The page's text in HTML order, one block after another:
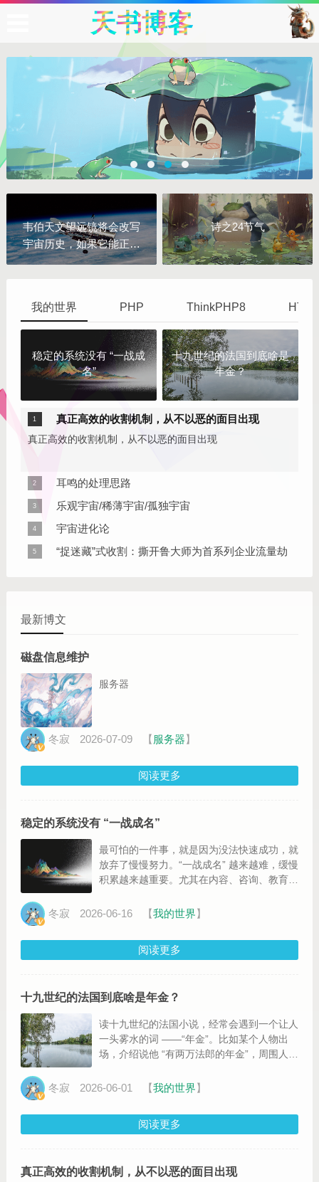
天书博客
韦伯天文望远镜将会改写
宇宙历史，如果它能正常
工作的话(The Webb
If It Works.)
诗之24节气
我的世界 PHP ThinkPHP8
稳定的系统没有 “一战成
名”
十九世纪的法国到底啥是
年金？
真正高效的收割机制，从不以恶的面目出现
真正高效的收割机制，从不以恶的面目出现
耳鸣的处理思路
耳鸣真正造成的困扰，主要来自大脑对异常声音的警觉和情
绪放大，进而影响睡眠、情绪和注意力，而不是耳鸣声音本
身在“持续伤害身体”。
乐观宇宙/稀薄宇宙/孤独宇宙
稀薄宇宙：有同伴，但极难相遇
宇宙进化论
在宇宙演化的方向上，人类碳基肉体不过是机器人硅基身体
“捉迷藏”式收割：撕开鲁大师为首系列企业流量劫
家软件厂商，正通过云控配置方式构建大规模推广产业链，
远程开启推广模块以实现流量变现
最新博文
磁盘信息维护
服务器
冬寂 2026-07-09 【 服务器】
阅读更多
稳定的系统没有 “一战成名”
最可怕的一件事，就是因为没法快速成功，就
放弃了慢慢努力。“一战成名” 越来越难，缓慢
积累越来越重要。尤其在内容、咨询、教育、
分、足够长期、足够有信任壁垒的领域，慢慢
冬寂 2026-06-16 【我的世界】
阅读更多
十九世纪的法国到底啥是年金？
读十九世纪的法国小说，经常会遇到一个让人
一头雾水的词 ——“年金”。比如某个人物出
场，介绍说他 “有两万法郎的年金”，周围人立
时我就很奇怪，到底啥是年金？怎么还按年
国社会一套非常核心的理财和生活方式，搞懂
了这个，法国小说里一半的悲欢离合就全看明
冬寂 2026-06-01 【我的世界】
阅读更多
真正高效的收割机制，从不以恶的面目出现